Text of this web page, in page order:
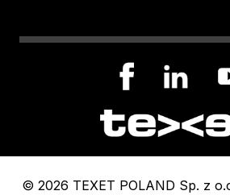
© 2026 TEXET POLAND Sp. z